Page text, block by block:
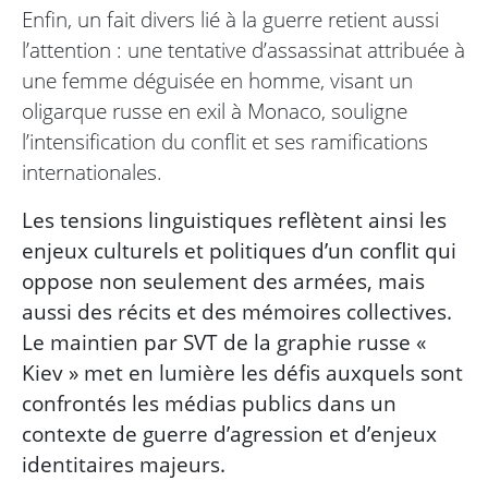
Enfin, un fait divers lié à la guerre retient aussi
l’attention : une tentative d’assassinat attribuée à
une femme déguisée en homme, visant un
oligarque russe en exil à Monaco, souligne
l’intensification du conflit et ses ramifications
internationales.
Les tensions linguistiques reflètent ainsi les
enjeux culturels et politiques d’un conflit qui
oppose non seulement des armées, mais
aussi des récits et des mémoires collectives.
Le maintien par SVT de la graphie russe «
Kiev » met en lumière les défis auxquels sont
confrontés les médias publics dans un
contexte de guerre d’agression et d’enjeux
identitaires majeurs.